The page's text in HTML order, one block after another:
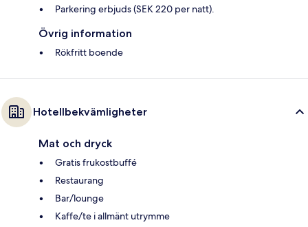
Parkering erbjuds (SEK 220 per natt).
Övrig information
Rökfritt boende
Hotellbekvämligheter
Mat och dryck
Gratis frukostbuffé
Restaurang
Bar/lounge
Kaffe/te i allmänt utrymme